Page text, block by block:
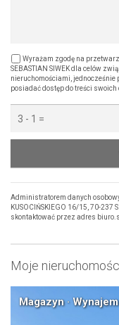
Wyrażam zgodę na
SEBASTIAN SIWEK dla celów
nieruchomościami, jednocześnie
posiadać dostęp do treści
Administratorem danych
KUSOCIŃSKIEGO 16/15, 70-237
skontaktować przez adres
Moje
Magazyn · Wynajem